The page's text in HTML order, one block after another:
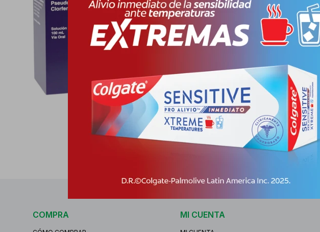
Envíos
Cambios y
Medios de pago
Características
Receta Venta
COMPRA MI CUENTA